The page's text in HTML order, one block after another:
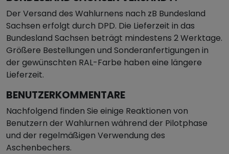
Der Versand des Wahlurnens nach zB Bundesland
Sachsen erfolgt durch DPD. Die Lieferzeit in das
Bundesland Sachsen beträgt mindestens 2 Werktage.
Größere Bestellungen und Sonderanfertigungen in
der gewünschten RAL-Farbe haben eine längere
Lieferzeit.
BENUTZERKOMMENTARE
Nachfolgend finden Sie einige Reaktionen von
Benutzern der Wahlurnen während der Pilotphase
und der regelmäßigen Verwendung des
Aschenbechers.